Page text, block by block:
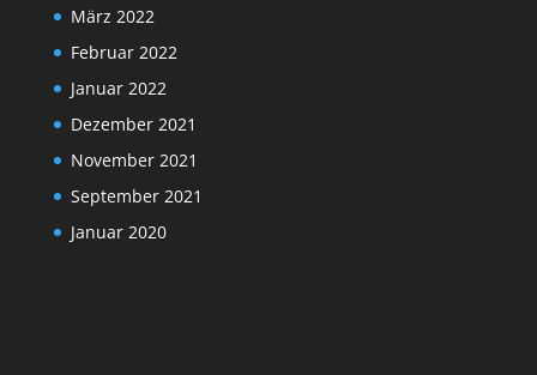
März 2022
Februar 2022
Januar 2022
Dezember 2021
November 2021
September 2021
Januar 2020